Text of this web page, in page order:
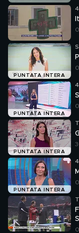
PUNTATA INTERA
PUNTATA INTERA
PUNTATA INTERA
PUNTATA INTERA